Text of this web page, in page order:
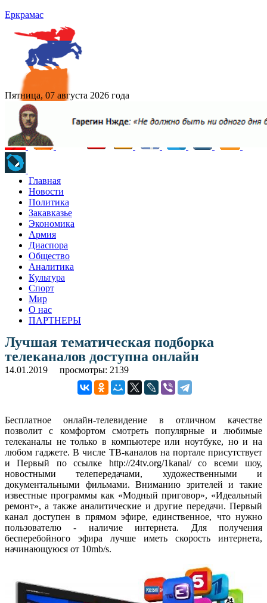
Еркрамас
Пятница, 07 августа 2026 года
Главная
Новости
Политика
Закавказье
Экономика
Армия
Диаспора
Общество
Аналитика
Культура
Спорт
Мир
О нас
ПАРТНЕРЫ
Лучшая тематическая подборка
телеканалов доступна онлайн
14.01.2019 просмотры: 2139
Бесплатное онлайн-телевидение в отличном качестве
позволит с комфортом смотреть популярные и любимые
телеканалы не только в компьютере или ноутбуке, но и на
любом гаджете. В числе ТВ-каналов на портале присутствует
и Первый по ссылке http://24tv.org/1kanal/ со всеми шоу,
новостными телепередачами, художественными и
документальными фильмами. Вниманию зрителей и такие
известные программы как «Модный приговор», «Идеальный
ремонт», а также аналитические и другие передачи. Первый
канал доступен в прямом эфире, единственное, что нужно
пользователю - наличие интернета. Для получения
бесперебойного эфира лучше иметь скорость интернета,
начинающуюся от 10mb/s.